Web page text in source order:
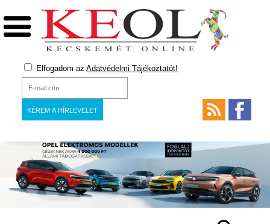
Elfogadom az Adatvédelmi Tájékoztatót!